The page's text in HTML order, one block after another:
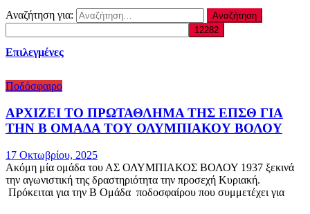
Αναζήτηση για:
Επιλεγμένες
Ποδόσφαιρο
ΑΡΧΙΖΕΙ ΤΟ ΠΡΩΤΑΘΛΗΜΑ ΤΗΣ ΕΠΣΘ ΓΙΑ
ΤΗΝ Β ΟΜΑΔΑ ΤΟΥ ΟΛΥΜΠΙΑΚΟΥ ΒΟΛΟΥ
17 Οκτωβρίου, 2025
Ακόμη μία ομάδα του ΑΣ ΟΛΥΜΠΙΑΚΟΣ ΒΟΛΟΥ 1937 ξεκινά
την αγωνιστική της δραστηριότητα την προσεχή Κυριακή.
Πρόκειται για την Β Ομάδα ποδοσφαίρου που συμμετέχει για